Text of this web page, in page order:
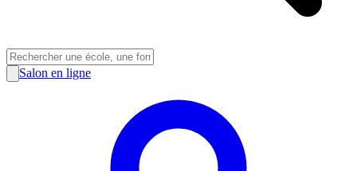
Salon en ligne